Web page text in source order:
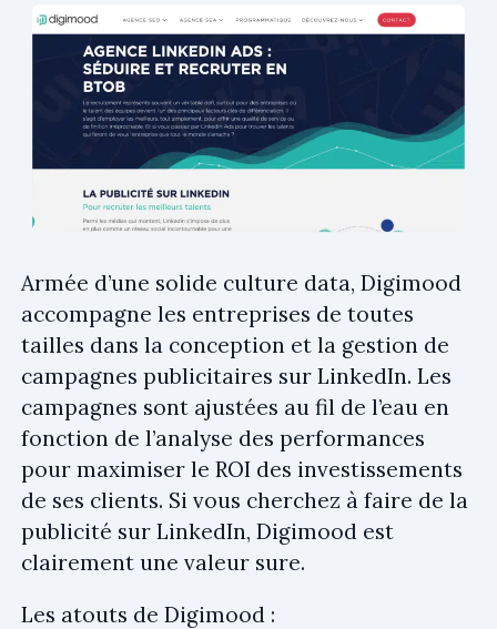
Armée d’une solide culture data, Digimood
accompagne les entreprises de toutes
tailles dans la conception et la gestion de
campagnes publicitaires sur LinkedIn. Les
campagnes sont ajustées au fil de l’eau en
fonction de l’analyse des performances
pour maximiser le ROI des investissements
de ses clients. Si vous cherchez à faire de la
publicité sur LinkedIn, Digimood est
clairement une valeur sure.
Les atouts de Digimood :